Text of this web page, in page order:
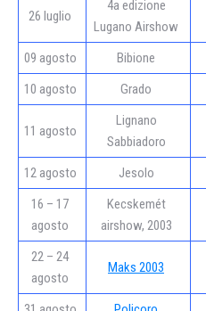
26 luglio
4a edizione
Lugano Airshow
09 agosto Bibione
10 agosto
Grado
11 agosto
Lignano
Sabbiadoro
12 agosto Jesolo
16 – 17
agosto
Kecskemét
airshow, 2003
22 – 24
agosto
Maks 2003